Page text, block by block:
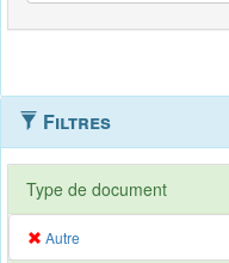
Filtres
Type de document
Autre